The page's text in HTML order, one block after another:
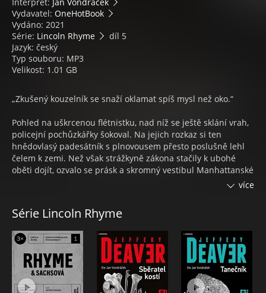
Vydavatel: OneHotBook
Vydáno: 2021
Série: Lincoln Rhyme
díl 5
Jazyk: český
Typ souboru: MP3
Velikost: 1.01 GB
„Zkušený kouzelník se snaží oklamat spíš mysl než oko.“
Pohled na uškrcenou flétnistku, nad níž se ještě sklání vrah,
policejní pochůzkářky šokoval. Na jejich rozkaz si ten
hnědovlasý padesátník s plnovousem přesto poslušně lehl
čelem k zemi. Než však strážkyně zákona stačily k ubohé
oběti dojít, ozvalo se prásk a skromný vestibul Manhattanské
dohadování přerušil výstřel. Ženy vpadly do místnosti, jenže
ta byla… prázdná.
Detektiv Lincoln Rhyme na místo činu neprodleně vysílá
kolegyni Amélii Sachsovou, která je od fatálního úrazu jeho
prodlouženou rukou i pozornýma očima. Přelstí spolu
ďábelského iluzionistu, jehož bestiální vraždění teprve
více
Série Lincoln Rhyme